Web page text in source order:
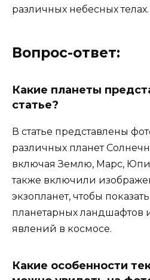
различных небесных телах.
Вопрос-ответ:
Какие планеты
статье?
В статье представлены
различных планет
включая Землю, Марс,
также включили
экзопланет, чтобы
планетарных ландшафтов
явлений в космосе.
Какие особенности